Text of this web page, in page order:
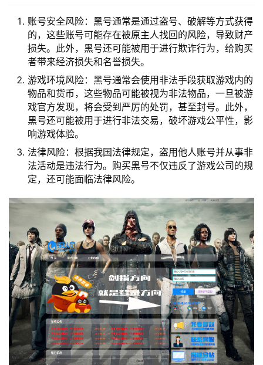
账号安全风险：黑号通常是通过盗号、破解等方式获得
的，这些账号可能存在被原主人找回的风险，导致财产
损失。此外，黑号还可能被用于进行欺诈行为，给购买
者带来经济损失和名誉损失。
游戏环境风险：黑号通常会使用非法手段获取游戏内的
物品和货币，这些物品可能被视为非法物品，一旦被游
戏官方发现，将会受到严厉的处罚，甚至封号。此外，
黑号还可能被用于进行非法交易，破坏游戏公平性，影
响游戏体验。
法律风险：根据我国法律规定，盗用他人账号并从事非
法活动是违法行为。购买黑号不仅违反了游戏公司的规
定，还可能面临法律风险。